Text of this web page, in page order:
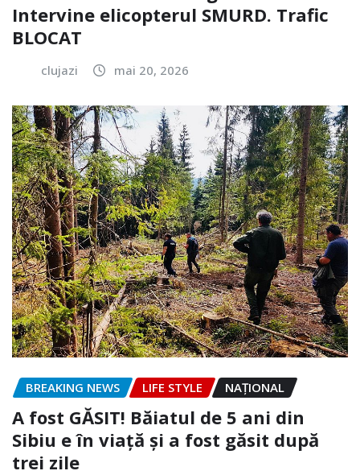
Intervine elicopterul SMURD. Trafic
BLOCAT
clujazi mai 20, 2026
BREAKING NEWS LIFE STYLE NAŢIONAL
A fost GĂSIT! Băiatul de 5 ani din
Sibiu e în viață și a fost găsit după
trei zile